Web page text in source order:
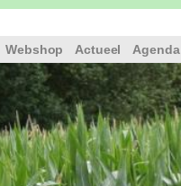
Webshop Actueel Agenda